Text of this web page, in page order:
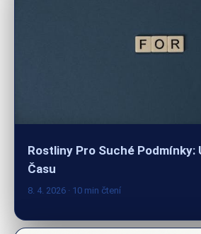
Rostliny Pro Suché Podmínky:
8. 4. 2026